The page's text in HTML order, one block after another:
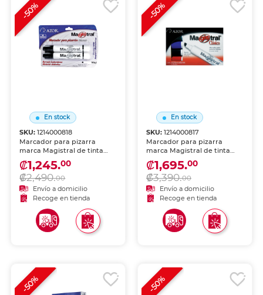
En stock
SKU:1214000818
Marcador para pizarra
marca Magistral de tinta
borrable en seco. Trazo
nítido y colores vibrantes
para presentaciones, aulas y
oficinas. Se borra fácilmente
sin dejar residuos.
₡1,245.00
₡2,490.00
Envío a domicilio
Recoge en tienda
-50%
En stock
SKU: 1214000817
Marcador para pizarra
marca Magistral de tinta
borrable en seco. Trazo
nítido y colores vibrantes
para presentaciones, aulas y
oficinas. Se borra fácilmente
sin dejar residuos.
₡1,695.00
₡3,390.00
Envío a domicilio
Recoge en tienda
-50%
-50% -50%